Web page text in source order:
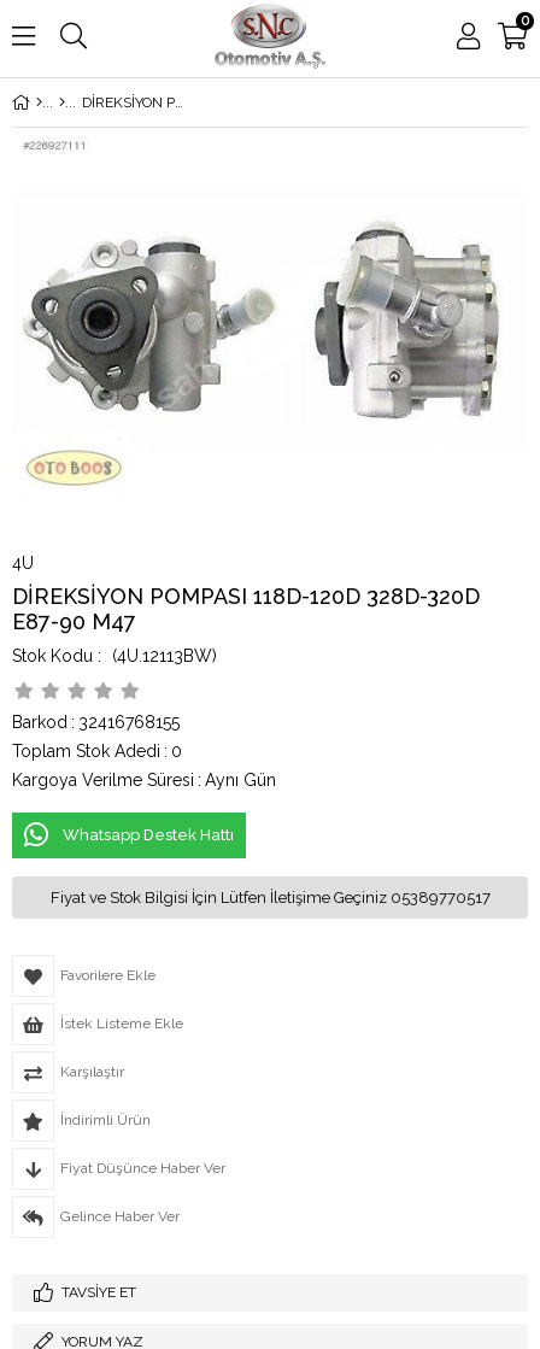
0
DİREKSİYON POMPASI 118D-120D 328D-320D E87-90 M47
4U
DİREKSİYON POMPASI 118D-120D 328D-320D
E87-90 M47
(4U.12113BW)
Barkod : 32416768155
Toplam Stok Adedi : 0
Kargoya Verilme Süresi : Aynı Gün
Whatsapp Destek Hattı
Fiyat ve Stok Bilgisi İçin Lütfen İletişime Geçiniz 05389770517
Favorilere Ekle
İstek Listeme Ekle
Karşılaştır
İndirimli Ürün
Fiyat Düşünce Haber Ver
Gelince Haber Ver
TAVSIYE ET
YORUM YAZ